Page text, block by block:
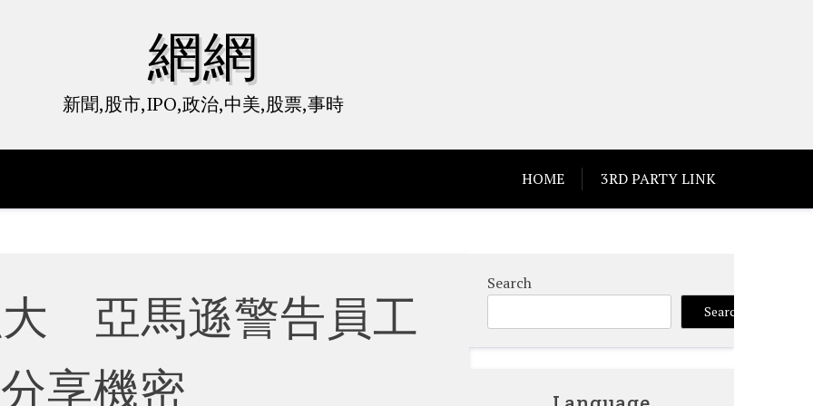
網網
新聞,股市,IPO,政治,中美,股票,事時
HOME 3RD PARTY LINK
大 亞馬遜警告員工
享機密
Search
Search